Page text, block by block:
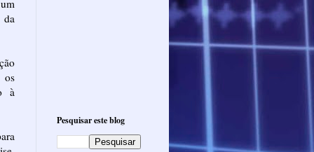
os
à
Pesquisar este blog